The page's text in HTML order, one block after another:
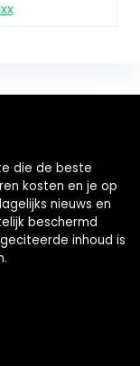
die de beste
kosten en je op
nieuws en
beschermd
inhoud is